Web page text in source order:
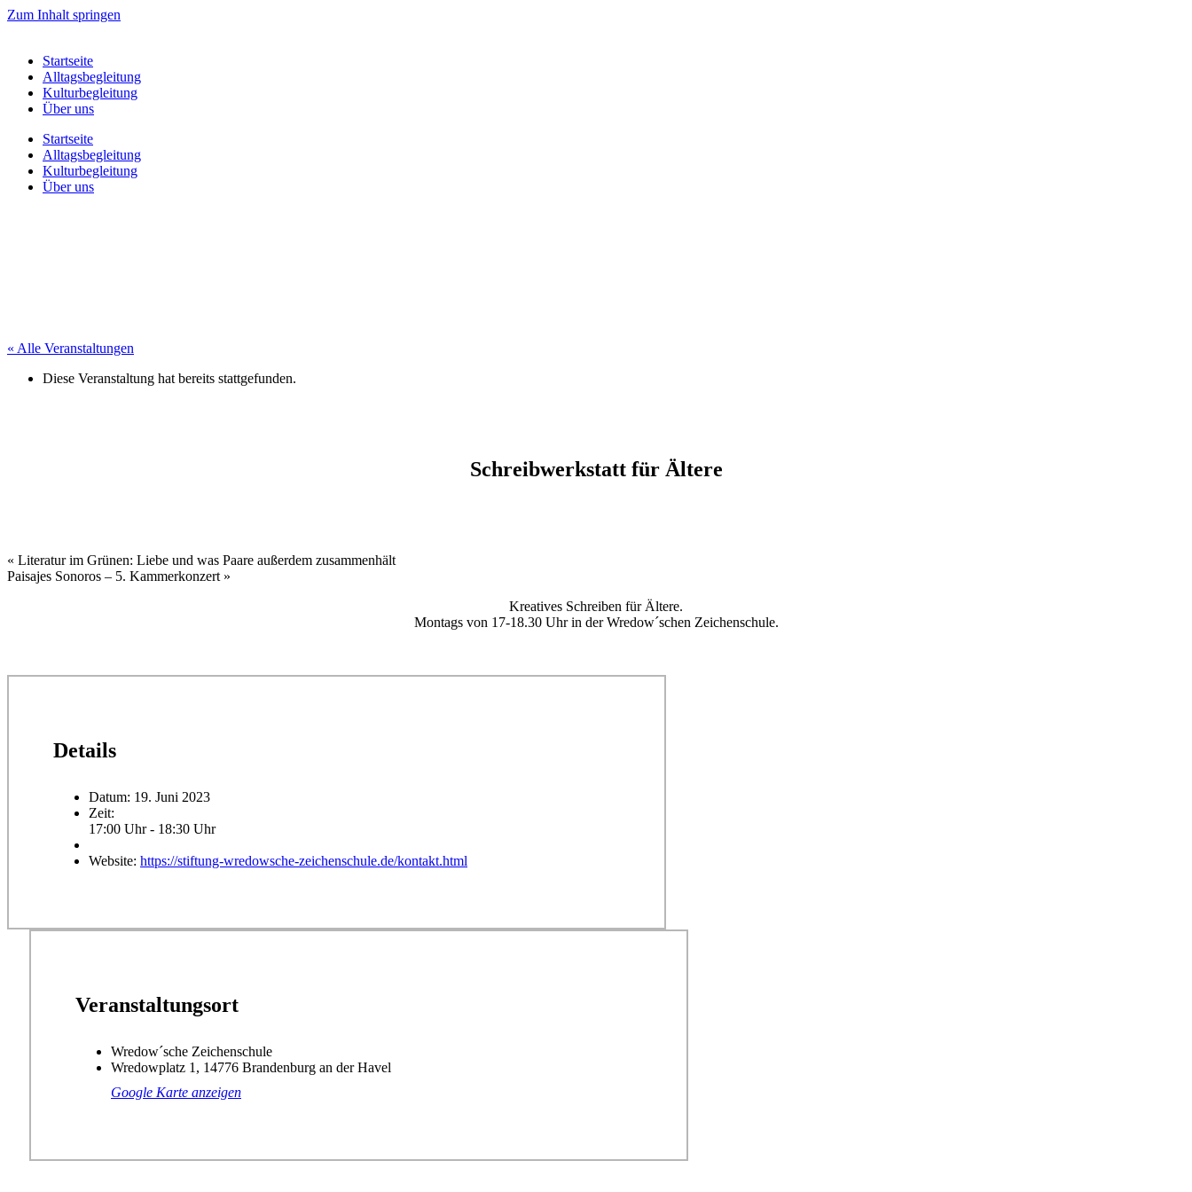
Zum Inhalt springen
Startseite
Alltagsbegleitung
Kulturbegleitung
Über uns
Startseite
Alltagsbegleitung
Kulturbegleitung
Über uns
« Alle Veranstaltungen
Diese Veranstaltung hat bereits stattgefunden.
Schreibwerkstatt für Ältere
« Literatur im Grünen: Liebe und was Paare außerdem zusammenhält
Paisajes Sonoros – 5. Kammerkonzert »
Kreatives Schreiben für Ältere.
Montags von 17-18.30 Uhr in der Wredow´schen Zeichenschule.
Details
Datum: 19. Juni 2023
Zeit:
17:00 Uhr - 18:30 Uhr
Website: https://stiftung-wredowsche-zeichenschule.de/kontakt.html
Veranstaltungsort
Wredow´sche Zeichenschule
Wredowplatz 1, 14776 Brandenburg an der Havel
Google Karte anzeigen